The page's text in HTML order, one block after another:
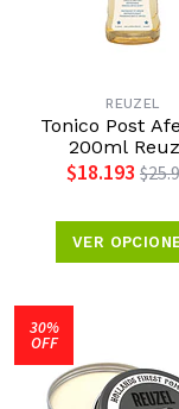
REUZEL
Tonico Post
200ml
$18.193
VER
30%
OFF